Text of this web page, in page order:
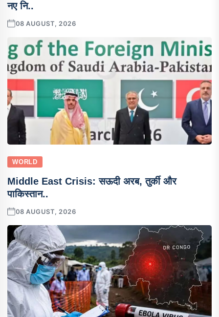
नए नि..
08 AUGUST, 2026
WORLD
Middle East Crisis: सऊदी अरब, तुर्की और
पाकिस्तान..
08 AUGUST, 2026